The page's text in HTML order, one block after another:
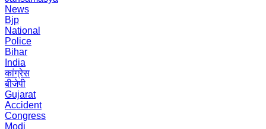
News
Bjp
National
Police
Bihar
India
कांग्रेस
बीजेपी
Gujarat
Accident
Congress
Modi